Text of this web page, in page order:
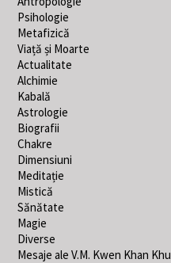
Psihologie
Metafizică
Viață și Moarte
Actualitate
Alchimie
Kabală
Astrologie
Biografii
Chakre
Dimensiuni
Meditație
Mistică
Sănătate
Magie
Diverse
Mesaje ale V.M. Kwen Khan Khu